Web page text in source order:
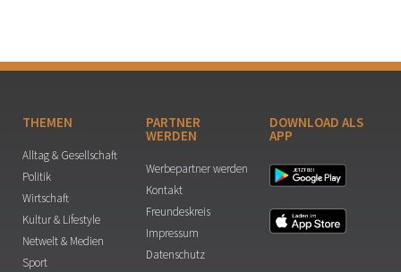
THEMEN
Alltag & Gesellschaft
Politik
Wirtschaft
Kultur & Lifestyle
Netwelt & Medien
Sport
PARTNER
WERDEN
Werbepartner werden
Kontakt
Freundeskreis
Impressum
Datenschutz
DOWNLOAD ALS
APP